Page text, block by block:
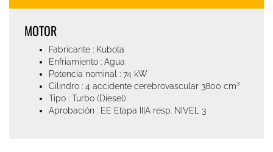
MOTOR
Fabricante : Kubota
Enfriamiento : Agua
Potencia nominal : 74 kW
Cilindro : 4 accidente cerebrovascular 3800 cm³
Tipo : Turbo (Diesel)
Aprobación : EE Etapa IIIA resp. NIVEL 3